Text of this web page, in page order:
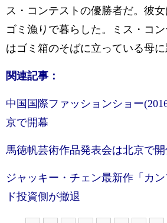
ス・コンテストの優勝者だ。彼
ゴミ漁りで暮らした。ミス・コ
はゴミ箱のそばに立っている母に
関連記事：
中国国際ファッションショー
京で開幕
馬徳帆芸術作品発表会は北京で開
ジャッキー・チェン最新作「カ
ド投資側が撤退